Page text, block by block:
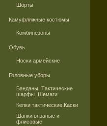
Шорты
Камуфляжные костюмы
Комбинезоны
Обувь
Носки армейские
Головные уборы
Банданы. Тактические
шарфы. Шемаги
Кепки тактические.Каски
Шапки вязаные и
флисовые